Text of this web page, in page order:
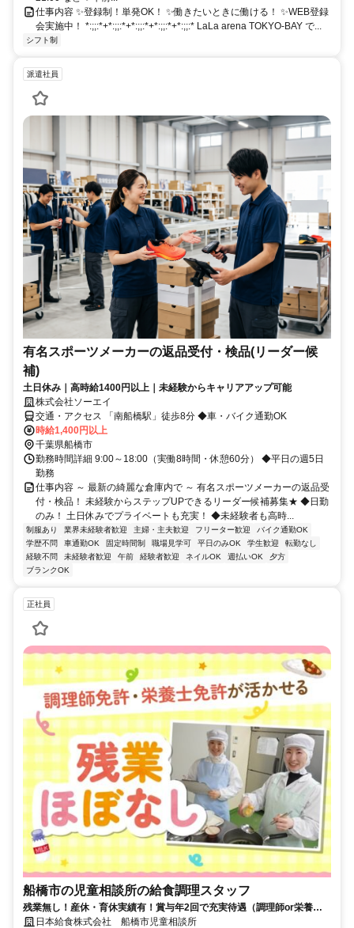
仕事内容 ✨登録制！単発OK！ ✨働きたいときに働ける！ ✨WEB登録
会実施中！ *:;;:*+*:;;:*+*:;;:*+*:;;:*+*:;;:* LaLa arena TOKYO-BAY で...
シフト制
派遣社員
有名スポーツメーカーの返品受付・検品(リーダー候
補)
土日休み｜高時給1400円以上｜未経験からキャリアアップ可能
株式会社ソーエイ
交通・アクセス 「南船橋駅」徒歩8分 ◆車・バイク通勤OK
時給1,400円以上
千葉県船橋市
勤務時間詳細 9:00～18:00（実働8時間・休憩60分） ◆平日の週5日
勤務
仕事内容 ～ 最新の綺麗な倉庫内で ～ 有名スポーツメーカーの返品受
付・検品！ 未経験からステップUPできるリーダー候補募集★ ◆日勤
のみ！ 土日休みでプライベートも充実！ ◆未経験者も高時...
制服あり 業界未経験者歓迎 主婦・主夫歓迎 フリーター歓迎
バイク通勤OK
学歴不問
車通勤OK 固定時間制 職場見学可 平日のみOK 学生歓迎
転勤なし
経験不問
未経験者歓迎 午前 経験者歓迎 ネイルOK 週払いOK
夕方
ブランクOK
正社員
船橋市の児童相談所の給食調理スタッフ
残業無し！産休・育休実績有！賞与年2回で充実待遇（調理師or栄養士
免許必須）
日本給食株式会社 船橋市児童相談所